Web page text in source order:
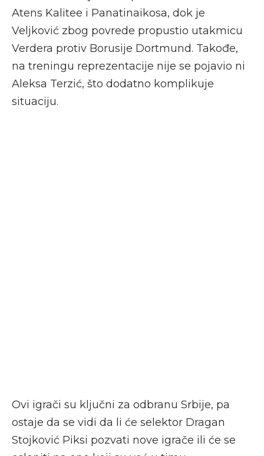
Atens Kalitee i Panatinaikosa, dok je
Veljković zbog povrede propustio utakmicu
Verdera protiv Borusije Dortmund. Takođe,
na treningu reprezentacije nije se pojavio ni
Aleksa Terzić, što dodatno komplikuje
situaciju.
Ovi igrači su ključni za odbranu Srbije, pa
ostaje da se vidi da li će selektor Dragan
Stojković Piksi pozvati nove igrače ili će se